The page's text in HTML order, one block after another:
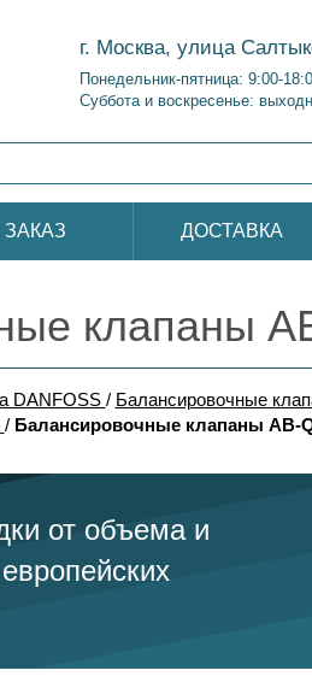
г. Москва, улица
Понедельник-пятница: 9:00-
Суббота и воскресенье:
ЗАКАЗ ДОСТАВКА
клапаны
DANFOSS / Балансировочные
/ Балансировочные клапаны AB-
от объема и